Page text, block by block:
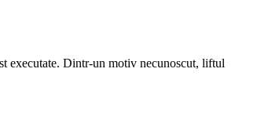
executate. Dintr-un motiv necunoscut, liftul